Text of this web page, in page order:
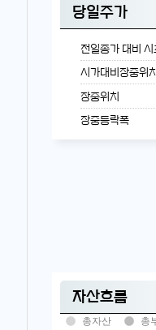
당일주가
전일종가 대비
시가대비장중위
장중위치
장중등락폭
자산흐름
총자산 총